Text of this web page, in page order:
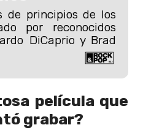
de principios de los
por reconocidos
DiCaprio y Brad
película que
grabar?